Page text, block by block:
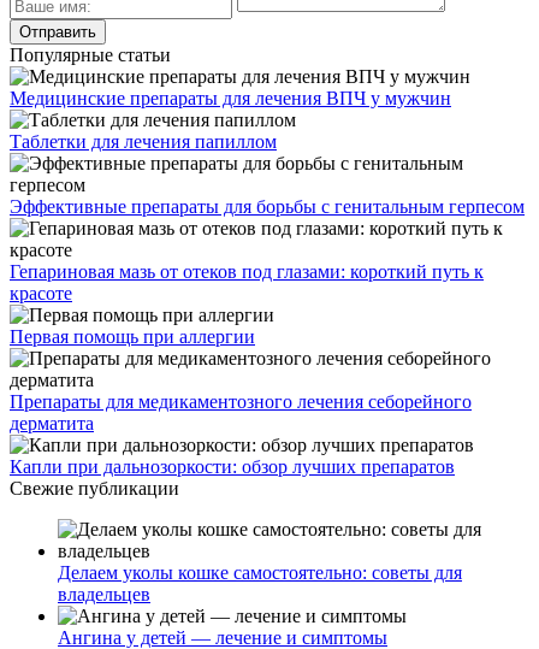
Популярные статьи
Медицинские препараты для лечения ВПЧ у мужчин
Таблетки для лечения папиллом
Эффективные препараты для борьбы с генитальным герпесом
Гепариновая мазь от отеков под глазами: короткий путь к
красоте
Первая помощь при аллергии
Препараты для медикаментозного лечения себорейного
дерматита
Капли при дальнозоркости: обзор лучших препаратов
Свежие публикации
Делаем уколы кошке самостоятельно: советы для
владельцев
Ангина у детей — лечение и симптомы